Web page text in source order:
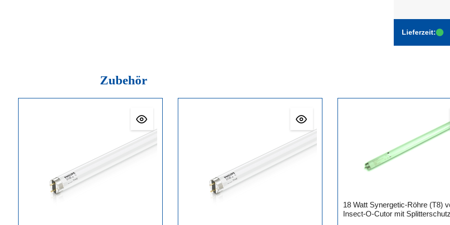
Lieferzeit:
Zubehör
18 Watt Synergetic-Röhre (T8)
Insect-O-Cutor mit Splitterschutz